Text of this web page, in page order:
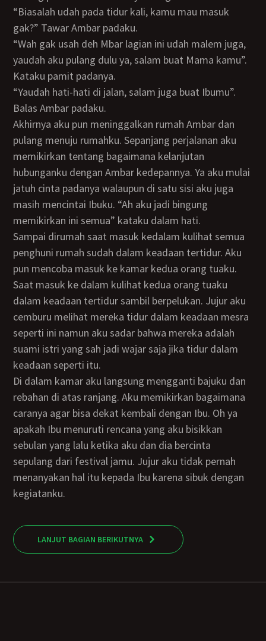
“Biasalah udah pada tidur kali, kamu mau masuk
gak?” Tawar Ambar padaku.
“Wah gak usah deh Mbar lagian ini udah malem juga,
yaudah aku pulang dulu ya, salam buat Mama kamu”.
Kataku pamit padanya.
“Yaudah hati-hati di jalan, salam juga buat Ibumu”.
Balas Ambar padaku.
Akhirnya aku pun meninggalkan rumah Ambar dan
pulang menuju rumahku. Sepanjang perjalanan aku
memikirkan tentang bagaimana kelanjutan
hubunganku dengan Ambar kedepannya. Ya aku mulai
jatuh cinta padanya walaupun di satu sisi aku juga
masih mencintai Ibuku. “Ah aku jadi bingung
memikirkan ini semua” kataku dalam hati.
Sampai dirumah saat masuk kedalam kulihat semua
penghuni rumah sudah dalam keadaan tertidur. Aku
pun mencoba masuk ke kamar kedua orang tuaku.
Saat masuk ke dalam kulihat kedua orang tuaku
dalam keadaan tertidur sambil berpelukan. Jujur aku
cemburu melihat mereka tidur dalam keadaan mesra
seperti ini namun aku sadar bahwa mereka adalah
suami istri yang sah jadi wajar saja jika tidur dalam
keadaan seperti itu.
Di dalam kamar aku langsung mengganti bajuku dan
rebahan di atas ranjang. Aku memikirkan bagaimana
caranya agar bisa dekat kembali dengan Ibu. Oh ya
apakah Ibu menuruti rencana yang aku bisikkan
sebulan yang lalu ketika aku dan dia bercinta
sepulang dari festival jamu. Jujur aku tidak pernah
menanyakan hal itu kepada Ibu karena sibuk dengan
kegiatanku.
LANJUT BAGIAN BERIKUTNYA